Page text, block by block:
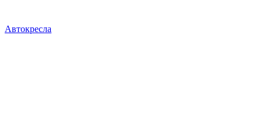
Автокресла